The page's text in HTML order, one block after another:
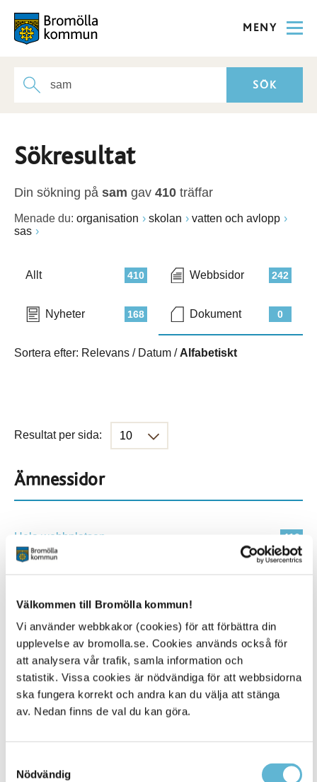
Välkommen till Bromölla kommun!
Vi använder webbkakor (cookies) för att förbättra din
upplevelse av bromolla.se. Cookies används också för
att analysera vår trafik, samla information och
statistik. Vissa cookies är nödvändiga för att webbsidorna
ska fungera korrekt och andra kan du välja att stänga
av. Nedan finns de val du kan göra.
Nödvändig
MENY
Sökresultat
Din sökning på sam gav 410 träffar
Menade du: organisation skolan
vatten och avlopp
sas
410
Allt 242
Webbsidor
168
Nyheter 0
Dokument
Sortera efter: Relevans / Datum / Alfabetiskt
Resultat per sida:
Ämnessidor
410
Hela webbplatsen
410
Alla platser